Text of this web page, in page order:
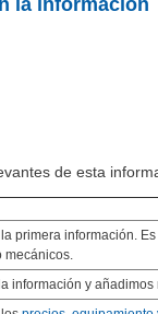
la información
de esta
primera información.
mecánicos.
información y